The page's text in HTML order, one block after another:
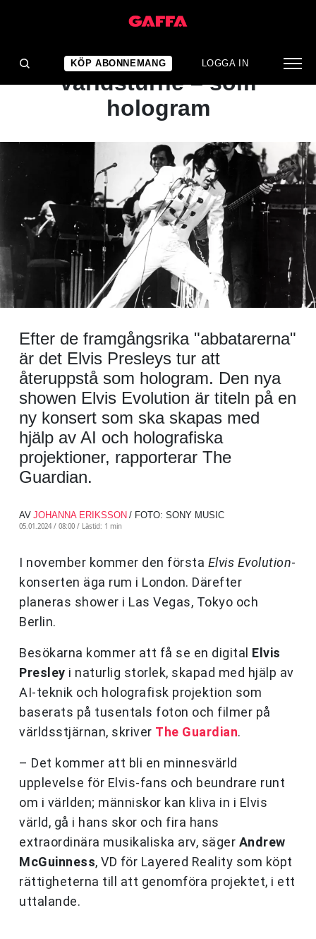
KÖP ABONNEMANG LOGGA IN
NYHET
Elvis Presley åker på
världsturné – som
hologram
Efter de framgångsrika "abbatarerna"
är det Elvis Presleys tur att
återuppstå som hologram. Den nya
showen Elvis Evolution är titeln på en
ny konsert som ska skapas med
hjälp av AI och holografiska
projektioner, rapporterar The
Guardian.
AV JOHANNA ERIKSSON / FOTO: SONY MUSIC
05.01.2024 / 08:00 / Lästid: 1 min
I november kommer den första Elvis Evolution-
konserten äga rum i London. Därefter
planeras shower i Las Vegas, Tokyo och
Berlin.
Besökarna kommer att få se en digital Elvis
Presley i naturlig storlek, skapad med hjälp av
AI-teknik och holografisk projektion som
baserats på tusentals foton och filmer på
världsstjärnan, skriver The Guardian.
– Det kommer att bli en minnesvärld
upplevelse för Elvis-fans och beundrare runt
om i världen; människor kan kliva in i Elvis
värld, gå i hans skor och fira hans
extraordinära musikaliska arv, säger Andrew
McGuinness, VD för Layered Reality som köpt
rättigheterna till att genomföra projektet, i ett
uttalande.